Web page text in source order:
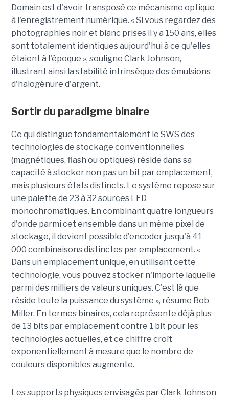
Domain est d'avoir transposé ce mécanisme optique
à l'enregistrement numérique. « Si vous regardez des
photographies noir et blanc prises il y a 150 ans, elles
sont totalement identiques aujourd'hui à ce qu'elles
étaient à l'époque », souligne Clark Johnson,
illustrant ainsi la stabilité intrinsèque des émulsions
d'halogénure d'argent.
Sortir du paradigme binaire
Ce qui distingue fondamentalement le SWS des
technologies de stockage conventionnelles
(magnétiques, flash ou optiques) réside dans sa
capacité à stocker non pas un bit par emplacement,
mais plusieurs états distincts. Le système repose sur
une palette de 23 à 32 sources LED
monochromatiques. En combinant quatre longueurs
d'onde parmi cet ensemble dans un même pixel de
stockage, il devient possible d'encoder jusqu'à 41
000 combinaisons distinctes par emplacement. «
Dans un emplacement unique, en utilisant cette
technologie, vous pouvez stocker n'importe laquelle
parmi des milliers de valeurs uniques. C'est là que
réside toute la puissance du système », résume Bob
Miller. En termes binaires, cela représente déjà plus
de 13 bits par emplacement contre 1 bit pour les
technologies actuelles, et ce chiffre croît
exponentiellement à mesure que le nombre de
couleurs disponibles augmente.
Les supports physiques envisagés par Clark Johnson